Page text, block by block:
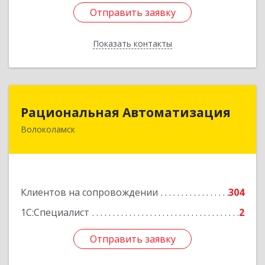
Отправить заявку
Показать контакты
Отправить заявку
Назад
Рациональная Автоматизация
Волоколамск
Клиентов на сопровождении
304
1С:Специалист
2
Отправить заявку
143600, Московская обл, Волоколамский р-н,
Подробнее
Отправить заявку